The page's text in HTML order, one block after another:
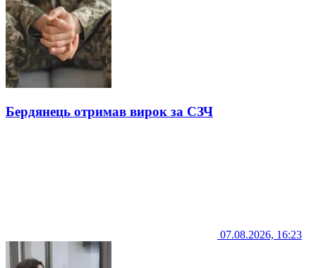
Бердянець отримав вирок за СЗЧ
07.08.2026, 16:23